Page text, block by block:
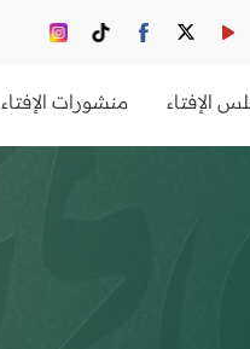
الإفتاء منشورات الإفتاء